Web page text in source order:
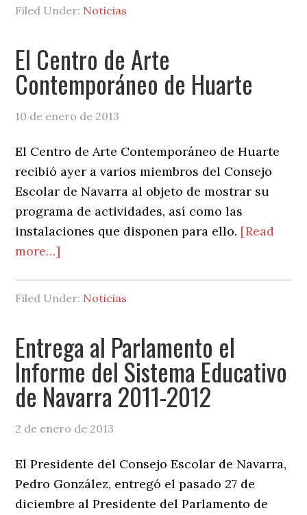
Navarra
ante
del
Filed Under: Noticias
El Centro de Arte
Contemporáneo de Huarte
10 de enero de 2013
El Centro de Arte Contemporáneo de Huarte
recibió ayer a varios miembros del Consejo
Escolar de Navarra al objeto de mostrar su
programa de actividades, así como las
instalaciones que disponen para ello. [Read
more…]
Centro
Contemporáneo
de
Huarte
Filed Under: Noticias
Entrega al Parlamento el
Informe del Sistema Educativo
de Navarra 2011-2012
2 de enero de 2013
El Presidente del Consejo Escolar de Navarra,
Pedro González, entregó el pasado 27 de
diciembre al Presidente del Parlamento de